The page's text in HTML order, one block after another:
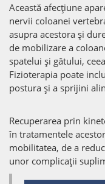
Această afecțiune
nervii coloanei
asupra acestora și
de mobilizare a
spatelui și gâtului,
Fizioterapia poate
postura și a sprijini
Recuperarea prin
în tratamentele
mobilitatea, de a
unor complicații